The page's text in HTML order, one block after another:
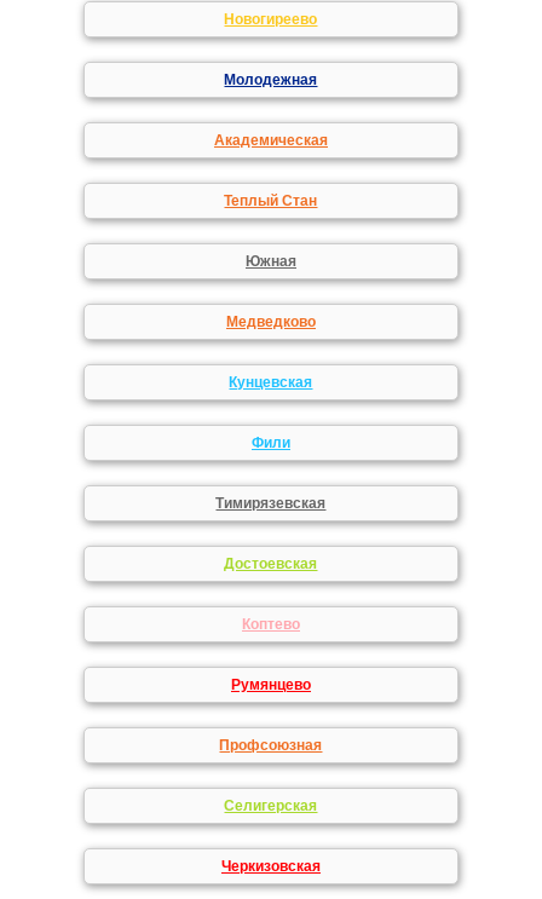
Новогиреево
Молодежная
Академическая
Теплый Стан
Южная
Медведково
Кунцевская
Фили
Тимирязевская
Достоевская
Коптево
Румянцево
Профсоюзная
Селигерская
Черкизовская